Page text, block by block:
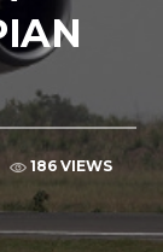
186 VIEWS